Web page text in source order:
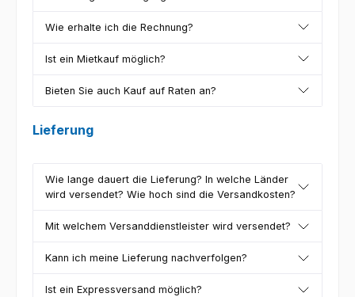
Wie erhalte ich die Rechnung?
Ist ein Mietkauf möglich?
Bieten Sie auch Kauf auf Raten an?
Lieferung
Wie lange dauert die Lieferung? In welche Länder
wird versendet? Wie hoch sind die Versandkosten?
Mit welchem Versanddienstleister wird versendet?
Kann ich meine Lieferung nachverfolgen?
Ist ein Expressversand möglich?